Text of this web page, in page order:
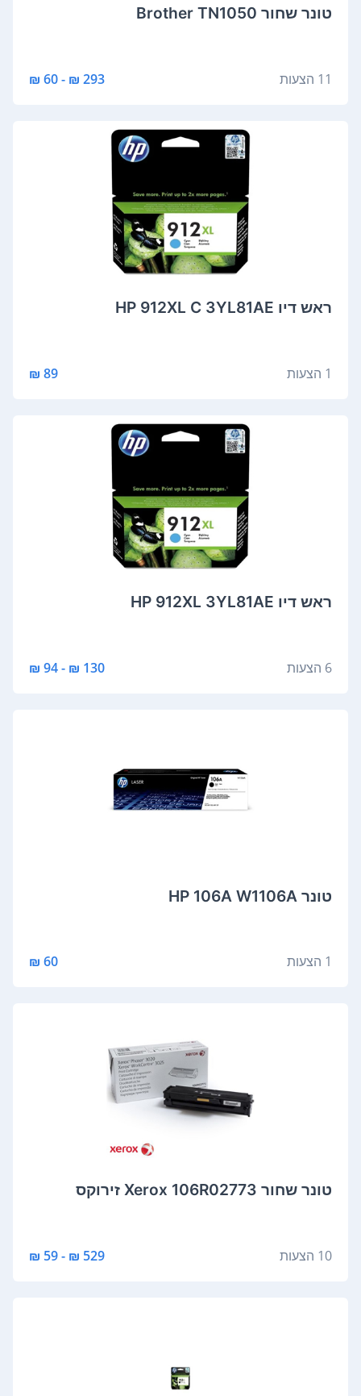
‏טונר ‏שחור Brother TN1050
11 הצעות 293 ₪ - 60 ₪
‏ראש דיו HP 912XL C 3YL81AE
1 הצעות 89 ₪
‏ראש דיו HP 912XL 3YL81AE
6 הצעות 130 ₪ - 94 ₪
‏טונר HP 106A W1106A
1 הצעות 60 ₪
‏טונר ‏שחור Xerox 106R02773 זירוקס
10 הצעות 529 ₪ - 59 ₪